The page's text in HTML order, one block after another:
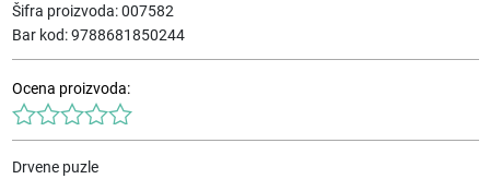
Bar kod:9788681850244
Šifra proizvoda:007582
Ocena proizvoda:
Drvene puzle